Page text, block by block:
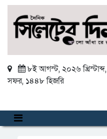
৮ই আগস্ট, ২০২৬ খ্রিস্টাব্দ,
সফর, ১৪৪৮ হিজরি